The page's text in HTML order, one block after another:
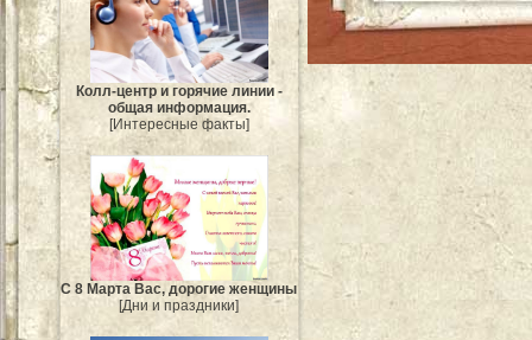
Колл-центр и горячие линии -
общая информация.
[Интересные факты]
С 8 Марта Вас, дорогие женщины
[Дни и праздники]